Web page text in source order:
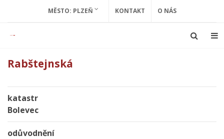
MĚSTO: PLZEŇ KONTAKT O NÁS
Rabštejnská
katastr
Bolevec
odůvodnění